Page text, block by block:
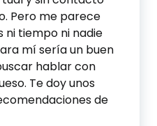
Pero me parece
ni tiempo ni nadie
mí sería un buen
hablar con
Te doy unos
de